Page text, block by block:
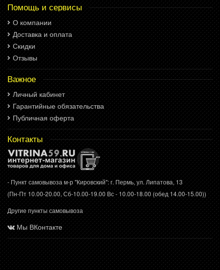
Помощь и сервисы
О компании
Доставка и оплата
Скидки
Отзывы
Важное
Личный кабинет
Гарантийные обязательства
Публичная оферта
Контакты
- Пункт самовывоза м-р "Кировский": г. Пермь, ул. Липатова, 13
(Пн-Пт 10.00-20.00, Сб-10.00-19.00 Вс - 10.00-18.00 (обед 14.00-15.00))
Другие пункты самовывоза
Мы ВКонтакте